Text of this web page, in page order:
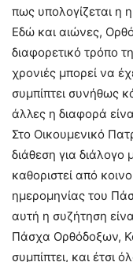
πως υπολογίζεται η
Εδώ και αιώνες,
διαφορετικό τρόπο
χρονιές μπορεί να
συμπίπτει συνήθως
άλλες η διαφορά
Στο Οικουμενικό
διάθεση για
καθοριστεί από
ημερομηνίας του
αυτή η συζήτηση
Πάσχα Ορθόδοξων,
συμπίπτει, και έτσι